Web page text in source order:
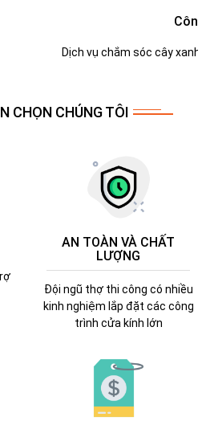
tốt tận tình
CHỌN CHÚNG TÔI
AN TOÀN VÀ CHẤT
LƯỢNG
Đội ngũ thợ thi công có nhiều
kinh nghiệm lắp đặt các công
trình cửa kính lớn